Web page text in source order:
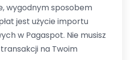
wygodnym sposobem
jest użycie importu
w Pagaspot. Nie musisz
na Twoim